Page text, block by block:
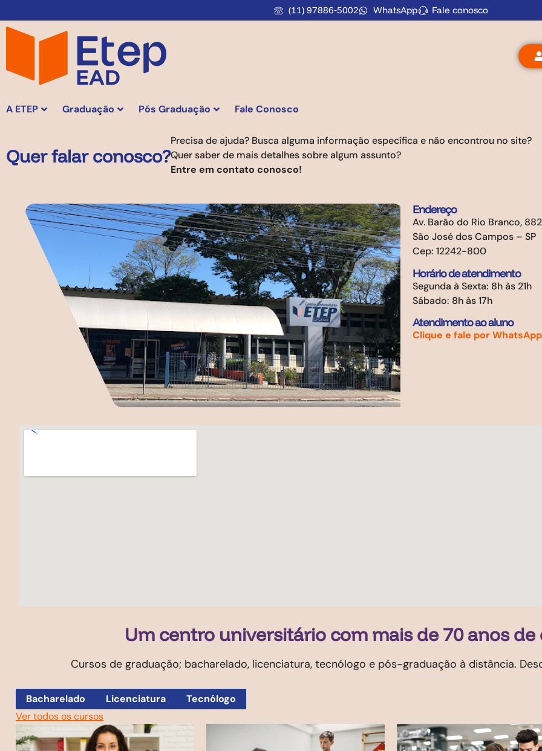
(11) 97886‑5002 WhatsApp Fale conosco
A ETEP Graduação Pós Graduação Fale Conosco
Precisa de ajuda? Busca alguma informação específica e não encontrou no site?
Quer saber de mais detalhes sobre algum assunto?
Entre em contato conosco!
Quer falar conosco?
Endereço
Av. Barão do Rio Branco,
São José dos Campos – SP
Cep: 12242-800
Horário de atendimento
Segunda à Sexta: 8h às 21h
Sábado: 8h às 17h
Atendimento ao aluno
Clique e fale por WhatsApp
Um centro universitário com mais de 70 anos de
Cursos de graduação; bacharelado, licenciatura, tecnólogo e pós-graduação à distância.
Bacharelado Licenciatura
Tecnólogo
Ver todos os cursos